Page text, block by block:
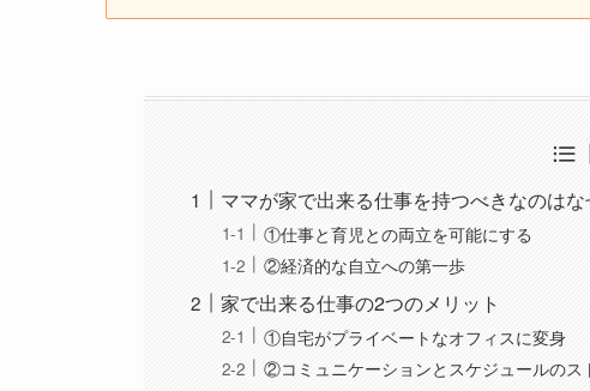
ママが家で出来る仕事を持つべきなのはな
①仕事と育児との両立を可能にする
②経済的な自立への第一歩
家で出来る仕事の2つのメリット
①自宅がプライベートなオフィスに変身
②コミュニケーションとスケジュールのス